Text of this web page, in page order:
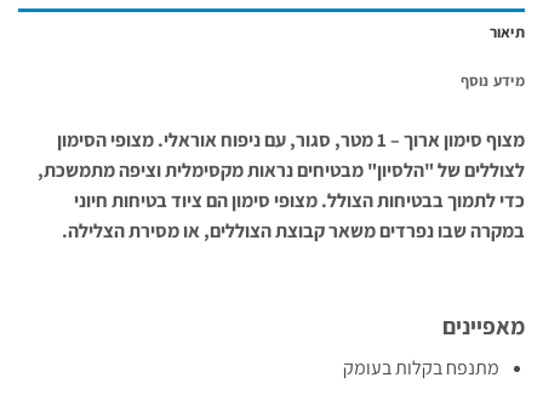
תיאור
מידע נוסף
מצוף סימון ארוך – 1 מטר, סגור, עם ניפוח אוראלי. מצופי הסימון
לצוללים של "הלסיון" מבטיחים נראות מקסימלית וציפה מתמשכת,
כדי לתמוך בבטיחות הצולל. מצופי סימון הם ציוד בטיחות חיוני
במקרה שבו נפרדים משאר קבוצת הצוללים, או מסירת הצלילה.
מאפיינים
מתנפח בקלות בעומק